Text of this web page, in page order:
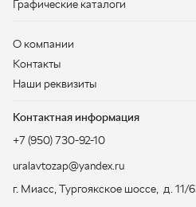
+7 (950) 730-92-10
uralavtozap@yandex.ru
г. Миасс, Тургоякское шоссе, д. 11/63
Полная контактная информация